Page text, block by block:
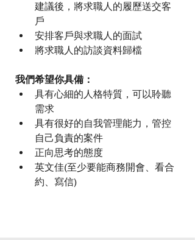
建議後，將求職人的履歷送交客
戶
安排客戶與求職人的面試
將求職人的訪談資料歸檔
我們希望你具備：
具有心細的人格特質，可以聆聽
需求
具有很好的自我管理能力，管控
自己負責的案件
正向思考的態度
英文佳(至少要能商務開會、看合
約、寫信)